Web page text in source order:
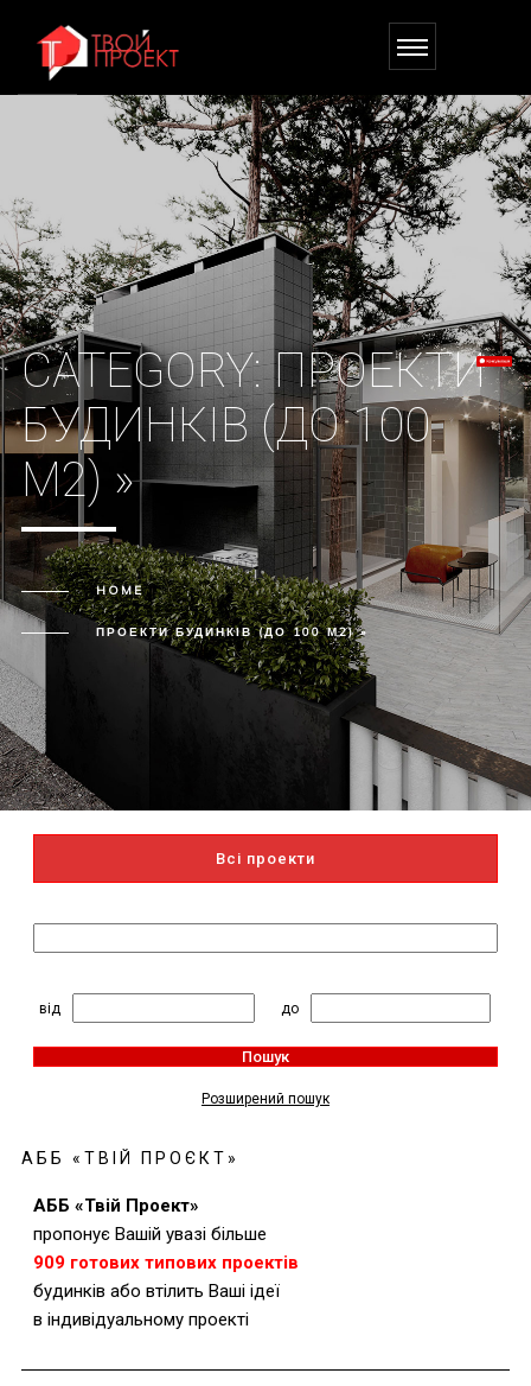
CATEGORY:ПРОЕКТИ
БУДИНКІВ (ДО 100
М2) »
HOME
ПРОЕКТИ БУДИНКІВ (ДО 100 М2) »
Всі проекти
від
до
Пошук
Розширений пошук
АББ «ТВІЙ ПРОЄКТ»
АББ «Твій Проект»
пропонує Вашій увазі більше
909 готових типових проектів
будинків або втілить Ваші ідеї
в індивідуальному проекті